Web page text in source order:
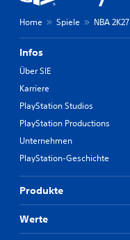
Home Spiele NBA 2K27
Infos
Über SIE
Karriere
PlayStation Studios
PlayStation Productions
Unternehmen
PlayStation-Geschichte
Produkte
Werte